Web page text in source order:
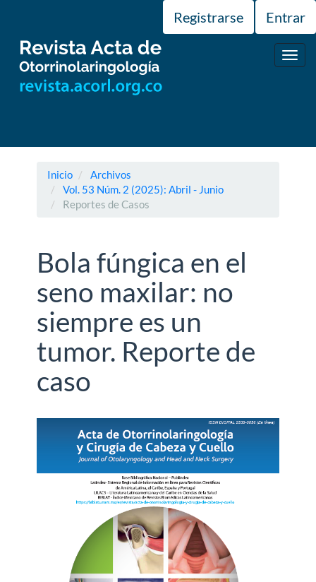
principal
Barra
lateral
Registrarse Entrar
Inicio
Archivos
Vol. 53 Núm. 2 (2025): Abril - Junio
Reportes de Casos
Bola fúngica en el
seno maxilar: no
siempre es un
tumor. Reporte de
caso
Barra
lateral
del
artículo